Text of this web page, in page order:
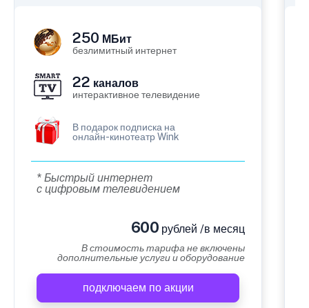
250 МБит
безлимитный интернет
22 каналов
интерактивное телевидение
В подарок подписка на
онлайн-кинотеатр Wink
* Быстрый интернет
с цифровым телевидением
600 рублей /в месяц
В стоимость тарифа не включены
дополнительные услуги и оборудование
подключаем по акции